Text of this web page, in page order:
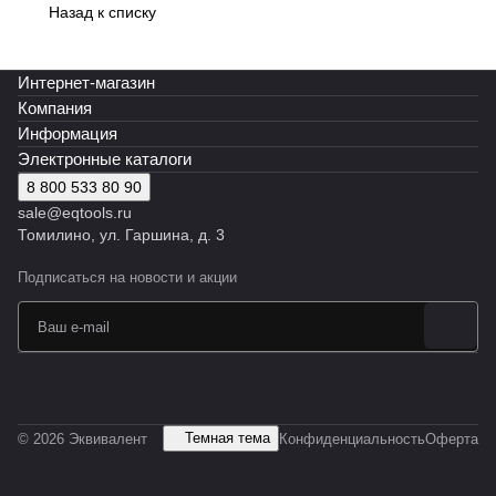
EMG4
лент
лент
лент
лент
лент
Назад к списку
Интернет-магазин
Компания
Информация
Электронные каталоги
8 800 533 80 90
sale@eqtools.ru
Томилино, ул. Гаршина, д. 3
Подписаться на новости и акции
© 2026 Эквивалент Темная тема КонфиденциальностьОферта